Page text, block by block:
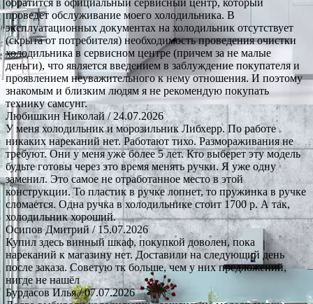
проведет обслуживание моего холодильника. В
эксплуатационных документах на холодильник отсутствует
(скрыта от потребителя) необходимость проведения очистки
холодильника в сервисном центре (причем за не малые
деньги), что является введением в заблуждение покупателя и
проявлением неуважительного к нему отношения. И поэтому
знакомым и близким людям я не рекомендую покупать
технику самсунг.
Любишкин Николай/ 24.07.2026
У меня холодильник и морозильник Либхерр. По работе
никаких нареканий нет. Работают тихо. Размораживания не
требуют. Они у меня уже более 5 лет. Кто выберет эту модель
будьте готовы через это время менять ручки. Я уже одну
заменил. Это самое не отработанное место в этой
конструкции. То пластик в ручке лопнет, то пружинка в ручке
сломается. Одна ручка в холодильнике стоит 1700 р. А так,
холодильник хороший.
Осипов Дмитрий/ 15.07.2026
Купил здесь винный шкаф, покупкой доволен, пока
нареканий к магазину нет. Доставили на следующий день
после заказа. Советую тк больше, чем у них предложений,
нигде не нашёл
Бурдасов Илья/ 07.07.2026